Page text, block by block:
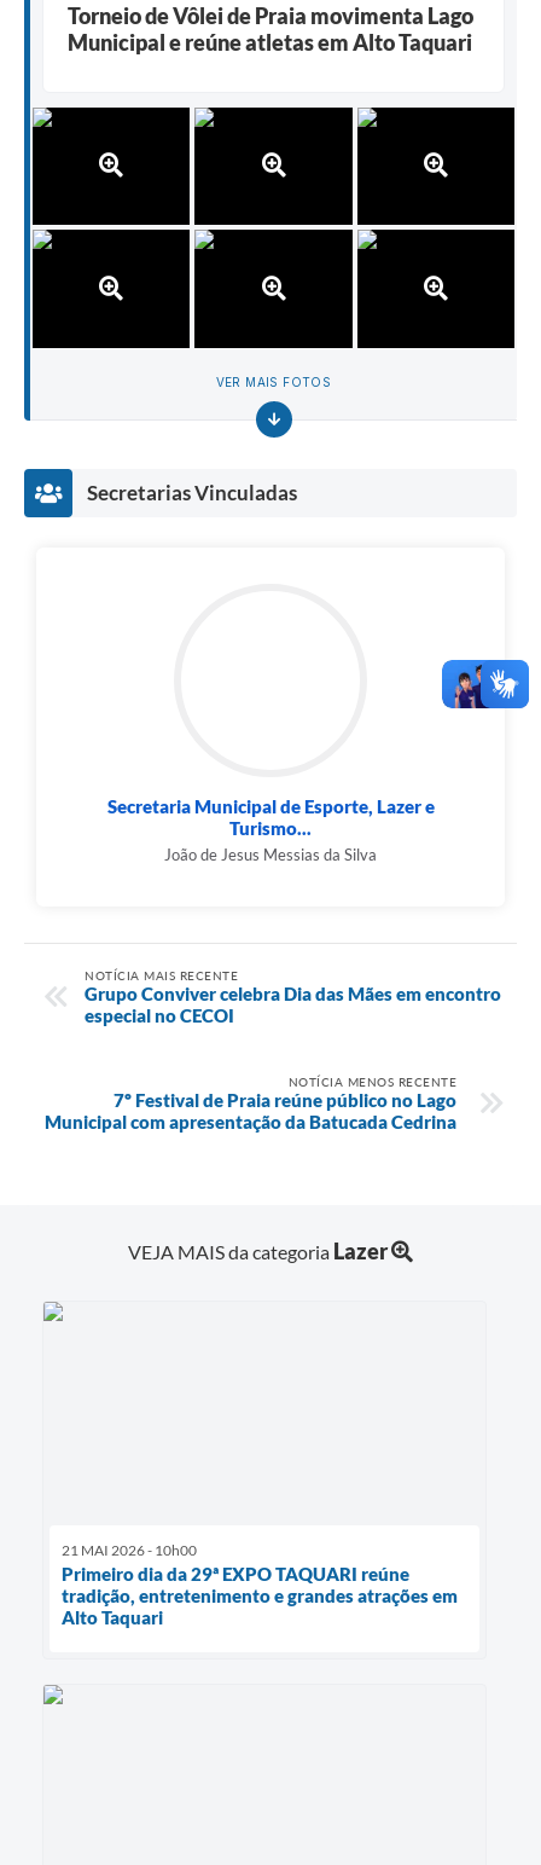
Torneio de Vôlei de Praia movimenta Lago
Municipal e reúne atletas em Alto Taquari
VER MAIS FOTOS
Secretarias Vinculadas
Secretaria Municipal de Esporte, Lazer e
Turismo...
João de Jesus Messias da Silva
NOTÍCIA MAIS RECENTE
Grupo Conviver celebra Dia das Mães em encontro
especial no CECOI
NOTÍCIA MENOS RECENTE
7º Festival de Praia reúne público no Lago
Municipal com apresentação da Batucada Cedrina
VEJA MAIS da categoria Lazer
21 MAI 2026 - 10h00
Primeiro dia da 29ª EXPO TAQUARI reúne
tradição, entretenimento e grandes atrações em
Alto Taquari